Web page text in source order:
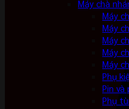
Máy chà
Máy
Máy
Máy
Máy
Máy
Phụ
Pin và
Phụ